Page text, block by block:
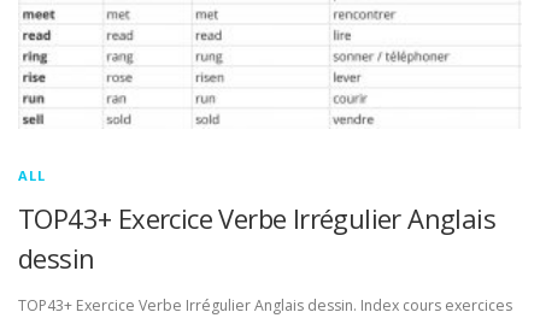
ALL
TOP43+ Exercice Verbe Irrégulier Anglais
dessin
TOP43+ Exercice Verbe Irrégulier Anglais dessin. Index cours exercices